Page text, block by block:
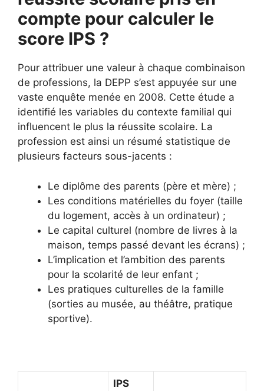
compte pour calculer le
score IPS ?
Pour attribuer une valeur à chaque combinaison
de professions, la DEPP s’est appuyée sur une
vaste enquête menée en 2008. Cette étude a
identifié les variables du contexte familial qui
influencent le plus la réussite scolaire. La
profession est ainsi un résumé statistique de
plusieurs facteurs sous-jacents :
Le diplôme des parents (père et mère) ;
Les conditions matérielles du foyer (taille
du logement, accès à un ordinateur) ;
Le capital culturel (nombre de livres à la
maison, temps passé devant les écrans) ;
L’implication et l’ambition des parents
pour la scolarité de leur enfant ;
Les pratiques culturelles de la famille
(sorties au musée, au théâtre, pratique
sportive).
IPS